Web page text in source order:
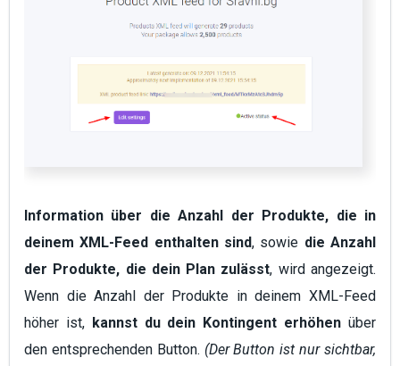
Information über die Anzahl der Produkte, die in
deinem XML-Feed enthalten sind, sowie die Anzahl
der Produkte, die dein Plan zulässt, wird angezeigt.
Wenn die Anzahl der Produkte in deinem XML-Feed
höher ist, kannst du dein Kontingent erhöhen über
den entsprechenden Button. (Der Button ist nur sichtbar,